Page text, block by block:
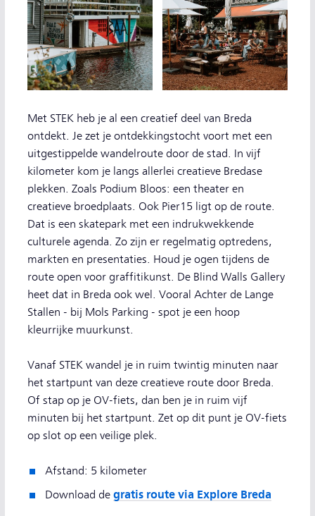
Met STEK heb je al een creatief deel van Breda
ontdekt. Je zet je ontdekkingstocht voort met een
uitgestippelde wandelroute door de stad. In vijf
kilometer kom je langs allerlei creatieve Bredase
plekken. Zoals Podium Bloos: een theater en
creatieve broedplaats. Ook Pier15 ligt op de route.
Dat is een skatepark met een indrukwekkende
culturele agenda. Zo zijn er regelmatig optredens,
markten en presentaties. Houd je ogen tijdens de
route open voor graffitikunst. De Blind Walls Gallery
heet dat in Breda ook wel. Vooral Achter de Lange
Stallen - bij Mols Parking - spot je een hoop
kleurrijke muurkunst.
Vanaf STEK wandel je in ruim twintig minuten naar
het startpunt van deze creatieve route door Breda.
Of stap op je OV-fiets, dan ben je in ruim vijf
minuten bij het startpunt. Zet op dit punt je OV-fiets
op slot op een veilige plek.
Afstand: 5 kilometer
Download de gratis route via Explore Breda